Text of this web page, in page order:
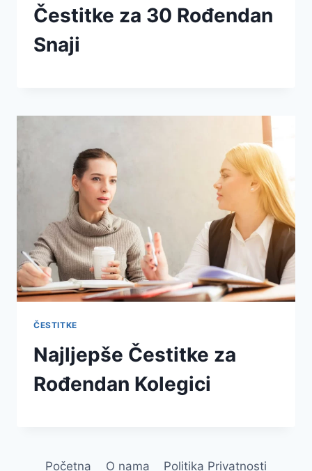
Čestitke za 30 Rođendan
Snaji
ČESTITKE
Najljepše Čestitke za
Rođendan Kolegici
Početna O nama Politika Privatnosti